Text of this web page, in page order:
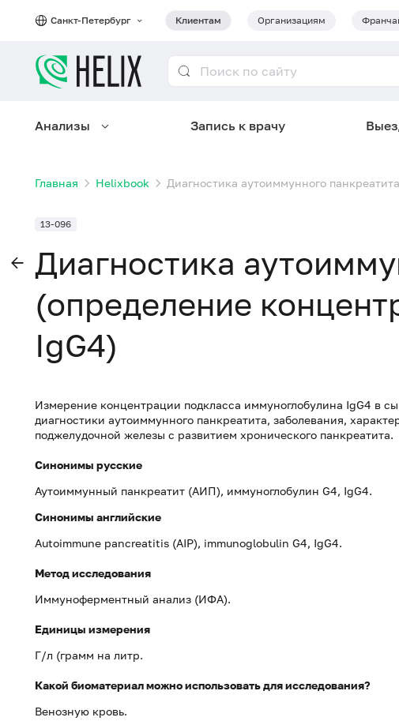
Санкт-Петербург Клиентам Организациям
Анализы Запись к врачу
Главная Helixbook Диагностика аутоиммунного
13-096
Диагностика
(определение
IgG4)
Измерение концентрации подкласса иммуноглобулина IgG4 в
диагностики аутоиммунного панкреатита, заболевания,
поджелудочной железы с развитием хронического панкреатита.
Синонимы русские
Аутоиммунный панкреатит (АИП), иммуноглобулин G4, IgG4.
Синонимы английские
Autoimmune pancreatitis (AIP), immunoglobulin G4, IgG4.
Метод исследования
Иммуноферментный анализ (ИФА).
Единицы измерения
Г/л (грамм на литр.
Какой биоматериал можно использовать для исследования?
Венозную кровь.